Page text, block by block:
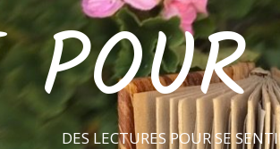
DES LECTURES POUR SE